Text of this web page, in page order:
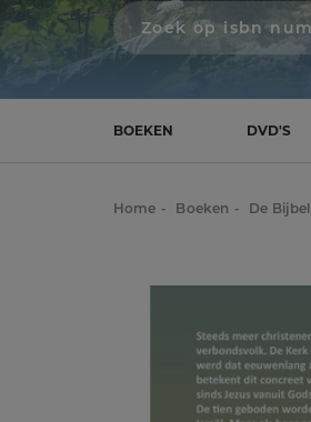
Zoek
op
isbn
schrijver,
naam
BOEKEN DVD'S
Home Boeken De Bijbel